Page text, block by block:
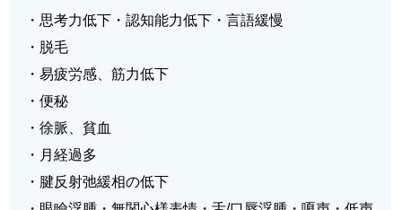
・思考力低下・認知能力低下・言語緩慢
・脱毛
・易疲労感、筋力低下
・便秘
・徐脈、貧血
・月経過多
・腱反射弛緩相の低下